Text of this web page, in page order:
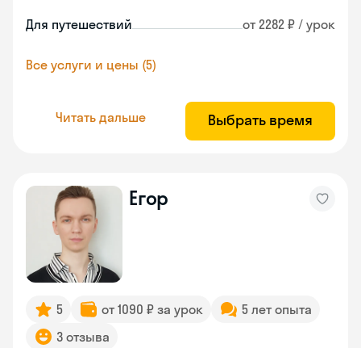
Для путешествий от 2282 ₽ / урок
Все услуги и цены (5)
Читать дальше Выбрать время
Егор
5 от 1090 ₽ за урок
5 лет опыта
3 отзыва